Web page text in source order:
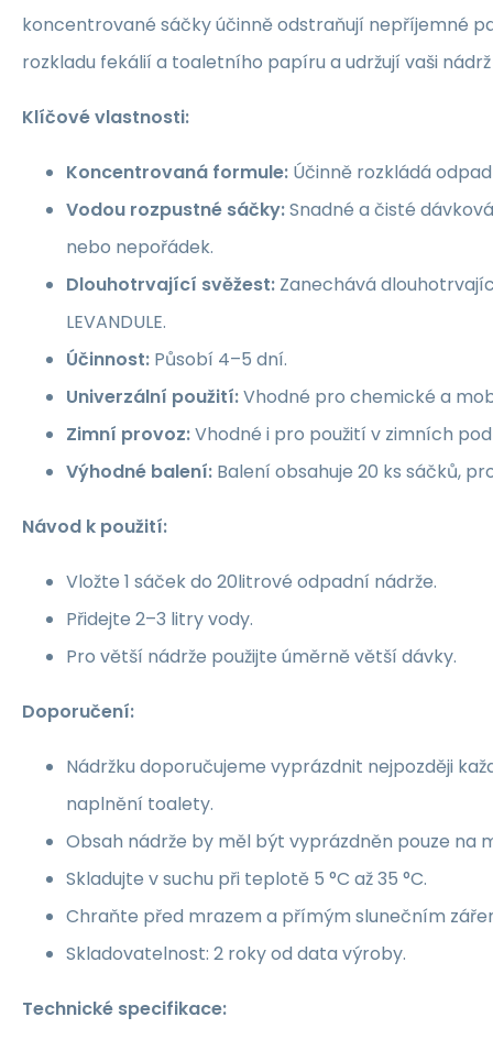
koncentrované sáčky účinně odstraňují nepříjemné
rozkladu fekálií a toaletního papíru a udržují vaši
Klíčové vlastnosti:
Koncentrovaná formule: Účinně rozkládá
Vodou rozpustné sáčky:Snadné a čisté
nebo nepořádek.
Dlouhotrvající svěžest: Zanechává
LEVANDULE.
Účinnost: Působí 4–5 dní.
Univerzální použití:Vhodné pro chemické a
Zimní provoz:Vhodné i pro použití v zimních
Výhodné balení: Balení obsahuje 20 ks sáčků,
Návod k použití:
Vložte 1 sáček do 20litrové odpadní nádrže.
Přidejte 2–3 litry vody.
Pro větší nádrže použijte úměrně větší dávky.
Doporučení:
Nádržku doporučujeme vyprázdnit nejpozději
naplnění toalety.
Obsah nádrže by měl být vyprázdněn pouze na
Skladujte v suchu při teplotě 5 °C až 35 °C.
Chraňte před mrazem a přímým slunečním
Skladovatelnost: 2 roky od data výroby.
Technické specifikace: